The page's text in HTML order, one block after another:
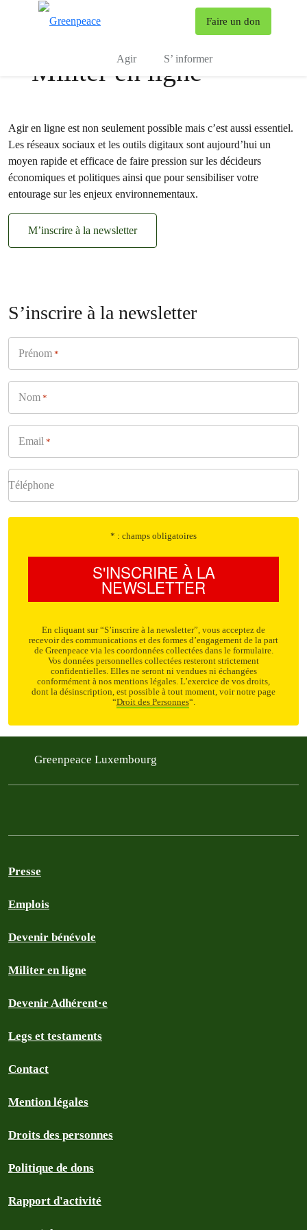
Faire un don
Agir S’ informer
Militer en ligne
Agir en ligne est non seulement possible mais c’est aussi essentiel.
Les réseaux sociaux et les outils digitaux sont aujourd’hui un
moyen rapide et efficace de faire pression sur les décideurs
économiques et politiques ainsi que pour sensibiliser votre
entourage sur les enjeux environnementaux.
M’inscrire à la newsletter
S’inscrire à la newsletter
Prénom *
Nom *
Email *
Téléphone
* : champs obligatoires
S'INSCRIRE À LA
NEWSLETTER
En cliquant sur “S’inscrire à la newsletter”, vous acceptez de
recevoir des communications et des formes d’engagement de la part
de Greenpeace via les coordonnées collectées dans le formulaire.
Vos données personnelles collectées resteront strictement
confidentielles. Elles ne seront ni vendues ni échangées
conformément à nos mentions légales. L’exercice de vos droits,
dont la désinscription, est possible à tout moment, voir notre page
“Droit des Personnes“.
Greenpeace Luxembourg
Presse
Emplois
Devenir bénévole
Militer en ligne
Devenir Adhérent·e
Legs et testaments
Contact
Mention légales
Droits des personnes
Politique de dons
Rapport d'activité